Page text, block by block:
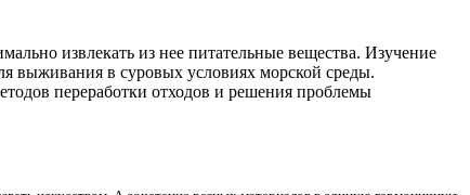
извлекать из нее питательные вещества. Изучение
выживания в суровых условиях морской среды.
переработки отходов и решения проблемы